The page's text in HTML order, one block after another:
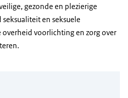
gezonde en plezierige
en seksuele
voorlichting en zorg over